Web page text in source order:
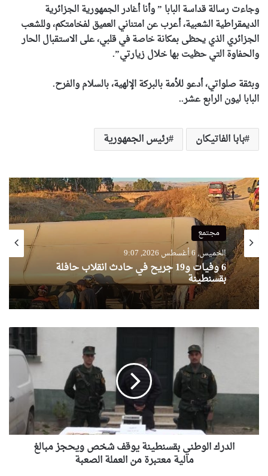
وجاءت رسالة قداسة البابا ” وأنا أغادر الجمهورية الجزائرية
الديمقراطية الشعبية، أعرب عن امتناني العميق لفخامتكم، وللشعب
الجزائري الذي يحظى بمكانة خاصة في قلبي، على الاستقبال الحار
والحفاوة التي حظيت بها خلال زيارتي”.
وبثقة صلواتي، أدعو للأمة بالبركة الإلهية، بالسلام والفرح.
البابا ليون الرابع عشر..
بابا الفاتيكان رئيس الجمهورية
مجتمع
الخميس, 6 أغسطس 2026, 9:07
6 وفيات و19 جريح في حادث انقلاب حافلة
بقسنطينة
الدرك
ويحجز مبالغ
مالية معتبرة
العملة
الدرك الوطني بقسنطينة يوقف شخص ويحجز مبالغ
مالية معتبرة من العملة الصعبة